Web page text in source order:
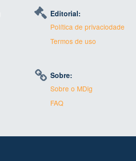
Editorial:
Política de privaciodade
Termos de uso
Sobre:
Sobre o MDig
FAQ